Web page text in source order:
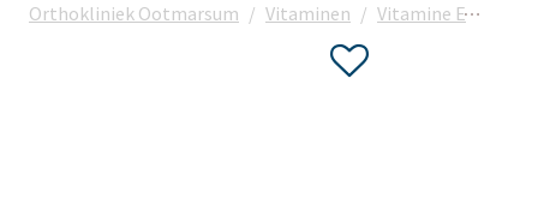
Orthokliniek Ootmarsum Vitaminen Vitamine E